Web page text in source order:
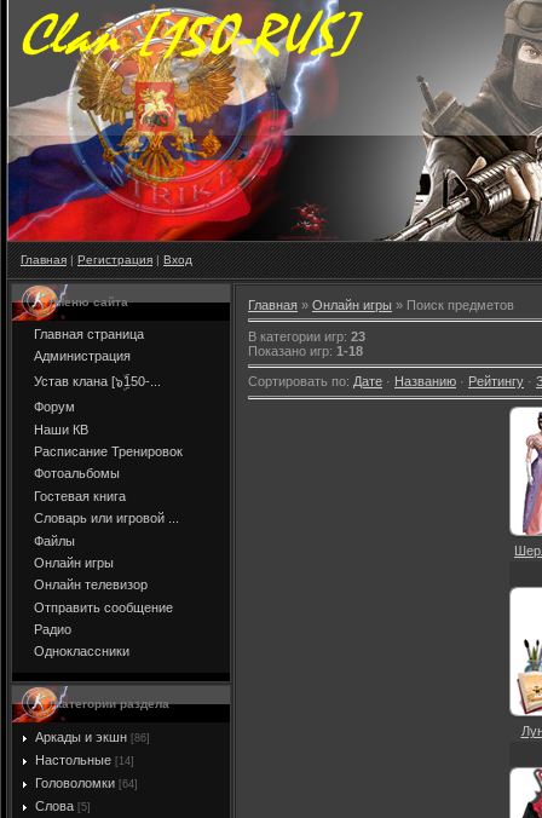
Главная |Регистрация|Вход
Меню сайта
Главная страница
Администрация
Устав клана [๖ۣۜ150-...
Форум
Наши КВ
Расписание Тренировок
Фотоальбомы
Гостевая книга
Словарь или игровой ...
Файлы
Онлайн игры
Онлайн телевизор
Отправить сообщение
Радио
Одноклассники
Категории раздела
Аркады и экшн [86]
Настольные [14]
Головоломки [64]
Слова [5]
Главная » Онлайн игры » Поиск предметов
В категории игр: 23
Показано игр: 1-18
Сортировать по: Дате · Названию · Рейтингу ·